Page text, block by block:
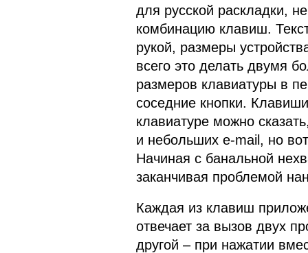
для русской раскладки,
комбинацию клавиш.
рукой, размеры
всего это делать двумя
размеров клавиатуры в
соседние кнопки.
клавиатуре можно
и небольших e-mail, но
Начиная с банальной
заканчивая проблемой
Каждая из клавиш
отвечает за вызов двух
другой – при нажатии